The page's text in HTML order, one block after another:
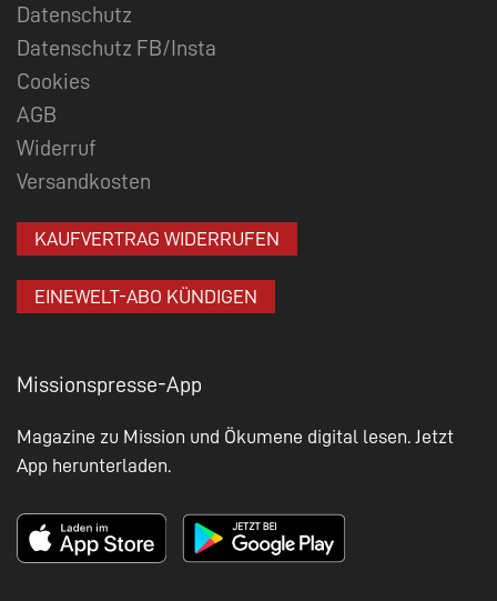
Datenschutz
Datenschutz FB/Insta
Cookies
AGB
Widerruf
Versandkosten
KAUFVERTRAG WIDERRUFEN
EINEWELT-ABO KÜNDIGEN
Missionspresse-App
Magazine zu Mission und Ökumene digital lesen. Jetzt
App herunterladen.